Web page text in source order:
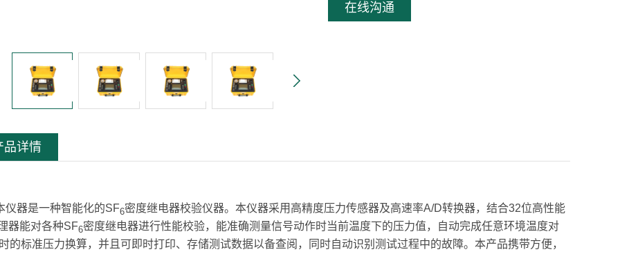
在线沟通
品详情
是一种智能化的SF6密度继电器校验仪器。本仪器采用高精度压力传感器及高速率A/D转换器，结合32位高性能
器能对各种SF6密度继电器进行性能校验，能准确测量信号动作时当前温度下的压力值，自动完成任意环境温度对
的标准压力换算，并且可即时打印、存储测试数据以备查阅，同时自动识别测试过程中的故障。本产品携带方便，